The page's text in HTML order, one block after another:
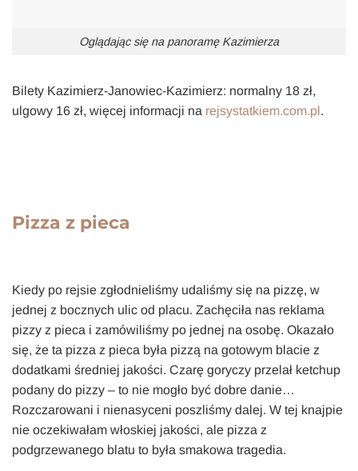
Oglądając się na panoramę Kazimierza
Bilety Kazimierz-Janowiec-Kazimierz: normalny 18 zł,
ulgowy 16 zł, więcej informacji na rejsystatkiem.com.pl .
Pizza z pieca
Kiedy po rejsie zgłodnieliśmy udaliśmy się na pizzę, w
jednej z bocznych ulic od placu. Zachęciła nas reklama
pizzy z pieca i zamówiliśmy po jednej na osobę. Okazało
się, że ta pizza z pieca była pizzą na gotowym blacie z
dodatkami średniej jakości. Czarę goryczy przelał ketchup
podany do pizzy – to nie mogło być dobre danie…
Rozczarowani i nienasyceni poszliśmy dalej. W tej knajpie
nie oczekiwałam włoskiej jakości, ale pizza z
podgrzewanego blatu to była smakowa tragedia.